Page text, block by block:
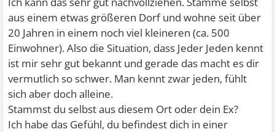
aus einem etwas größeren Dorf und wohne seit über
20 Jahren in einem noch viel kleineren (ca. 500
Einwohner). Also die Situation, dass Jeder Jeden kennt
ist mir sehr gut bekannt und gerade das macht es dir
vermutlich so schwer. Man kennt zwar jeden, fühlt
sich aber doch alleine.
Stammst du selbst aus diesem Ort oder dein Ex?
Ich habe das Gefühl, du befindest dich in einer